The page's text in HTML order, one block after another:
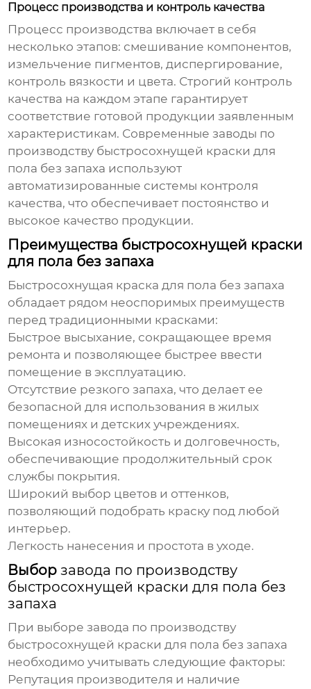
Процесс производства и контроль качества
Процесс производства включает в себя
несколько этапов: смешивание компонентов,
измельчение пигментов, диспергирование,
контроль вязкости и цвета. Строгий контроль
качества на каждом этапе гарантирует
соответствие готовой продукции заявленным
характеристикам. Современныезаводы по
производству быстросохнущей краски для
пола без запаха используют
автоматизированные системы контроля
качества, что обеспечивает постоянство и
высокое качество продукции.
Преимущества быстросохнущей краски
для пола без запаха
Быстросохнущая краска для пола без запаха
обладает рядом неоспоримых преимуществ
перед традиционными красками:
Быстрое высыхание, сокращающее время
ремонта и позволяющее быстрее ввести
помещение в эксплуатацию.
Отсутствие резкого запаха, что делает ее
безопасной для использования в жилых
помещениях и детских учреждениях.
Высокая износостойкость и долговечность,
обеспечивающие продолжительный срок
службы покрытия.
Широкий выбор цветов и оттенков,
позволяющий подобрать краску под любой
интерьер.
Легкость нанесения и простота в уходе.
Выборзавода по производству
быстросохнущей краски для пола без
запаха
При выборезавода по производству
быстросохнущей краски для пола без запаха
необходимо учитывать следующие факторы:
Репутация производителя и наличие